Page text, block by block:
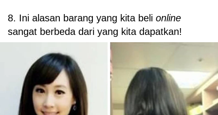
8. Ini alasan barang yang kita beli online
sangat berbeda dari yang kita dapatkan!